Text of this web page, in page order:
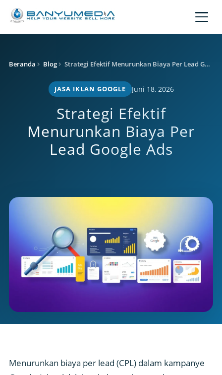
Beranda Blog Strategi Efektif Menurunkan Biaya Per Lead Google Ads
JASA IKLAN GOOGLE Juni 18, 2026
Strategi Efektif
Menurunkan Biaya Per
Lead Google Ads
Menurunkan biaya per lead (CPL) dalam kampanye